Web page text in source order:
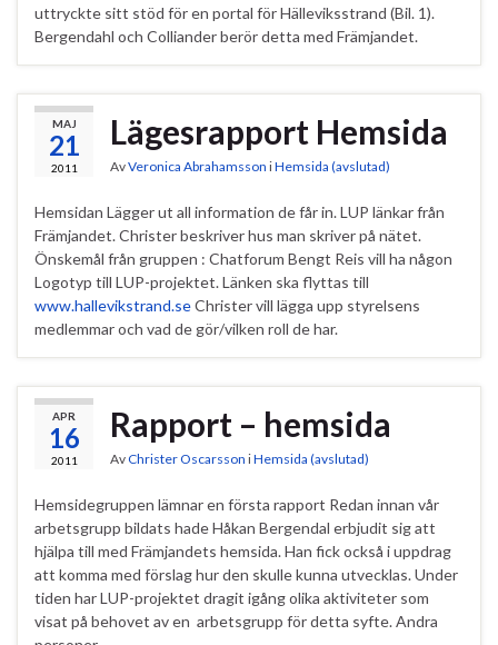
uttryckte sitt stöd för en portal för Hälleviksstrand (Bil. 1).
Bergendahl och Colliander berör detta med Främjandet.
MAJ
21
2011
Lägesrapport Hemsida
AvVeronica Abrahamsson iHemsida (avslutad)
Hemsidan Lägger ut all information de får in. LUP länkar från
Främjandet. Christer beskriver hus man skriver på nätet.
Önskemål från gruppen : Chatforum Bengt Reis vill ha någon
Logotyp till LUP-projektet. Länken ska flyttas till
www.hallevikstrand.seChrister vill lägga upp styrelsens
medlemmar och vad de gör/vilken roll de har.
APR
16
2011
Rapport – hemsida
AvChrister Oscarsson iHemsida (avslutad)
Hemsidegruppen lämnar en första rapport Redan innan vår
arbetsgrupp bildats hade Håkan Bergendal erbjudit sig att
hjälpa till med Främjandets hemsida. Han fick också i uppdrag
att komma med förslag hur den skulle kunna utvecklas. Under
tiden har LUP-projektet dragit igång olika aktiviteter som
visat på behovet av en arbetsgrupp för detta syfte. Andra